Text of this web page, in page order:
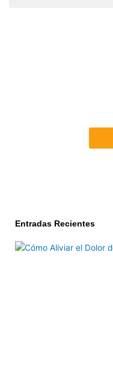
Entradas Recientes